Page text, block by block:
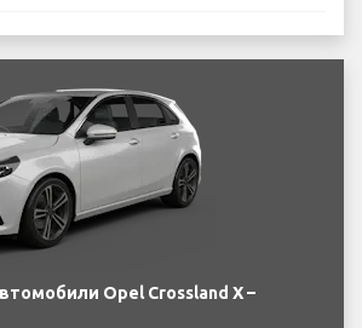
Opel Crossland X –